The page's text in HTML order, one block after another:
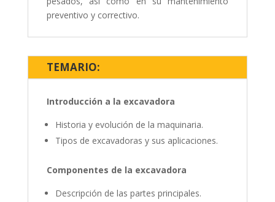
preventivo y correctivo.
TEMARIO:
Introducción a la excavadora
Historia y evolución de la maquinaria.
Tipos de excavadoras y sus aplicaciones.
Componentes de la excavadora
Descripción de las partes principales.